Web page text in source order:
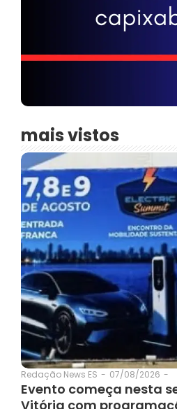
mais vistos
Redação News ES - 07/08/2026 -
Evento começa nesta
Vitória com